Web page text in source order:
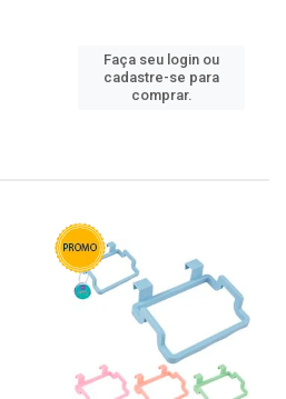
Faça seu login ou
cadastre-se para
comprar.